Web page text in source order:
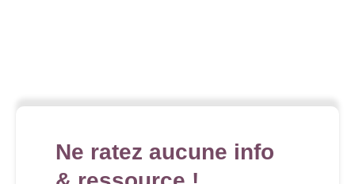
Ne ratez aucune info